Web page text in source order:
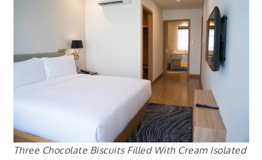
Three Chocolate Biscuits Filled With Cream Isolated